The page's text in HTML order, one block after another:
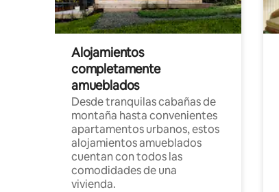
Alojamientos
completamente
amueblados
Desde tranquilas cabañas de
montaña hasta convenientes
apartamentos urbanos, estos
alojamientos amueblados
cuentan con todos las
comodidades de una
vivienda.